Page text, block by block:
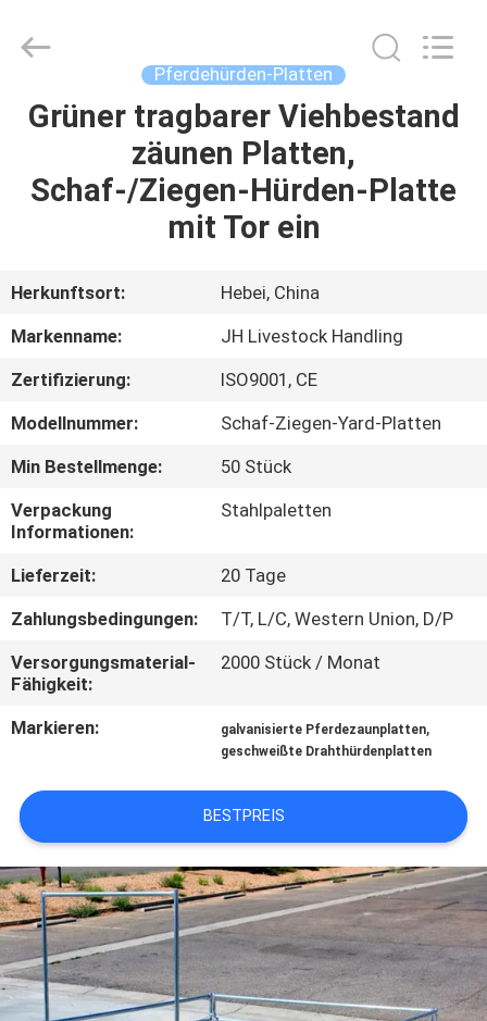
HAUS
PRODUKTE
UNS
AUSFLUG
QUALITÄTSKONTROLLE
TRETEN
SIE
MIT
UNS
IN
VERBINDUNG
FORDERN
SIE
EIN
ZITAT
SITEMAP
Reserved.
Pferdehürden-Platten
Grüner tragbarer Viehbestand
zäunen Platten,
Schaf-/Ziegen-Hürden-Platte
mit Tor ein
Herkunftsort:
Hebei, China
Markenname:
JH Livestock Handling
Zertifizierung:
ISO9001, CE
Modellnummer:
Schaf-Ziegen-Yard-Platten
Min Bestellmenge:
50 Stück
Verpackung
Informationen:
Stahlpaletten
Lieferzeit:
20 Tage
Zahlungsbedingungen:
T/T, L/C, Western Union, D/P
Versorgungsmaterial-
Fähigkeit:
2000 Stück / Monat
Markieren: galvanisierte Pferdezaunplatten,
geschweißte Drahthürdenplatten
BESTPREIS